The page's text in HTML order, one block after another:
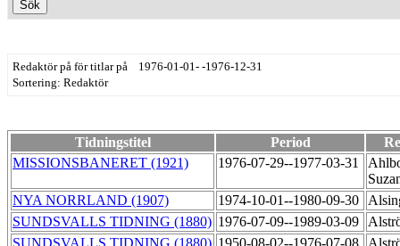
Redaktör på för titlar på 1976-01-01- -1976-12-31
Sortering: Redaktör
Tidningstitel Period
MISSIONSBANERET (1921)
1976-07-29--1977-03-31
NYA NORRLAND (1907)
1974-10-01--1980-09-30
SUNDSVALLS TIDNING (1880) 1976-07-09--1989-03-09